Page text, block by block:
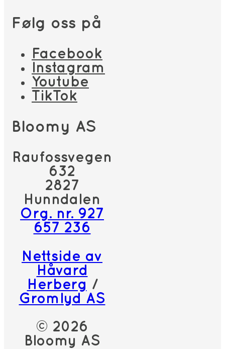
Følg oss på
Facebook
Instagram
Youtube
TikTok
Bloomy AS
Raufossvegen
632
2827
Hunndalen
Org. nr. 927
657 236
Nettside av
Håvard
Herberg /
Gromlyd AS
© 2026
Bloomy AS